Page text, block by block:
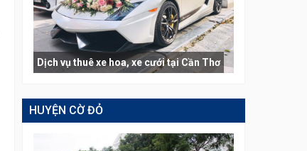
Dịch vụ thuê xe hoa, xe cưới tại Cần Thơ
HUYỆN CỜ ĐỎ